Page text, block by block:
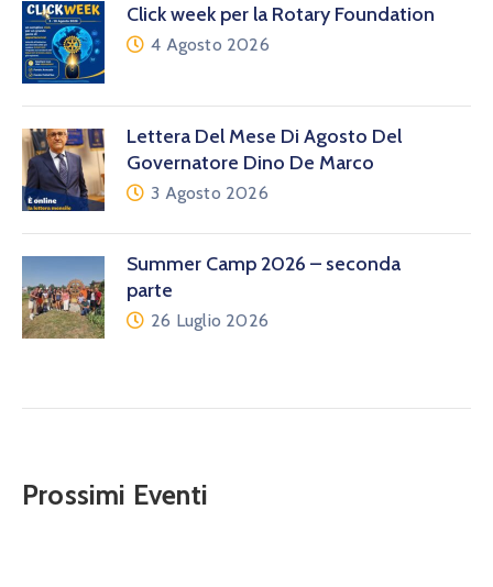
Click week per la Rotary Foundation
4 Agosto 2026
Lettera Del Mese Di Agosto Del
Governatore Dino De Marco
3 Agosto 2026
Summer Camp 2026 – seconda
parte
26 Luglio 2026
Prossimi Eventi